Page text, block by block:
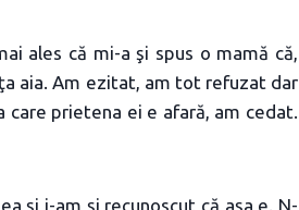
ales că mi-a şi spus o mamă că,
aia. Am ezitat, am tot refuzat dar
care prietena ei e afară, am cedat.
şi i-am şi recunoscut că aşa e. N-